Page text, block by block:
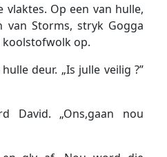
vlaktes. Op een van hulle,
van Storms, stryk Gogga
koolstofwolk op.
deur. „Is julle veilig ?”
David. „Ons,gaan nou